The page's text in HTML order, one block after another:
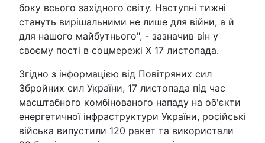
боку всього західного світу. Наступні тижні
стануть вирішальними не лише для війни, а й
для нашого майбутнього", - зазначив він у
своєму пості в соцмережі X 17 листопада.
Згідно з інформацією від Повітряних сил
Збройних сил України, 17 листопада під час
масштабного комбінованого нападу на об'єкти
енергетичної інфраструктури України, російські
війська випустили 120 ракет та використали